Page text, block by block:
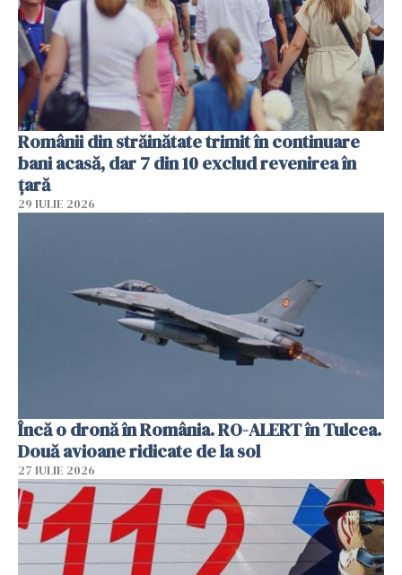
Românii din străinătate trimit în continuare
bani acasă, dar 7 din 10 exclud revenirea în
țară
29 IULIE 2026
Încă o dronă în România. RO-ALERT în Tulcea.
Două avioane ridicate de la sol
27 IULIE 2026